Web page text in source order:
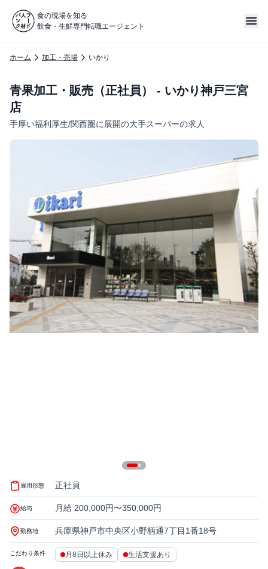
食の現場を知る
飲食・生鮮専門転職エージェント
ホーム 加工・売場 いかり
青果加工・販売（正社員） - いかり神戸三宮
店
手厚い福利厚生/関西圏に展開の大手スーパーの求人
雇用形態 正社員
給与 月給 200,000円〜350,000円
勤務地 兵庫県神戸市中央区小野柄通7丁目1番18号
こだわり条件 月8日以上休み 生活支援あり